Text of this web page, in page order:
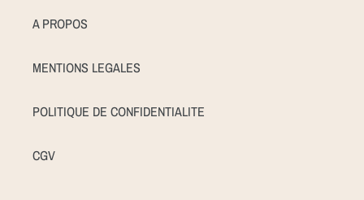
A PROPOS
MENTIONS LEGALES
POLITIQUE DE CONFIDENTIALITE
CGV